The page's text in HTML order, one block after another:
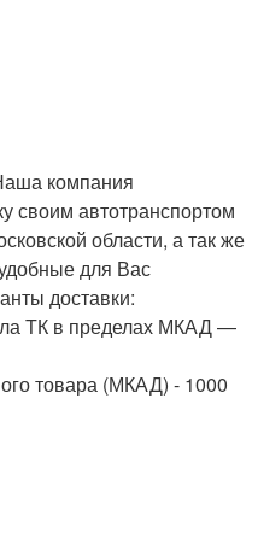
компания
своим автотранспортом
области, а так же
для Вас
доставки:
ТК в пределах МКАД —
товара (МКАД) - 1000